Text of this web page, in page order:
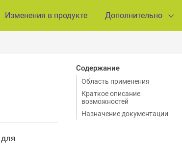
Изменения в продукте Дополнительно
Содержание
Область применения
Краткое описание
возможностей
Назначение документации